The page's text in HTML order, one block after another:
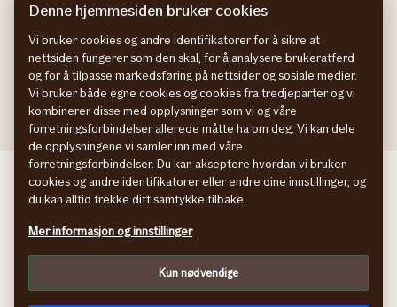
Agentregister
Insurance Product
Information
IPID
If företagsförsäkring SE
If erhvervsforsikring DK
© If Skadeforsikring NUF
Behandling av personopplysninger
Cookies
In English
Denne hjemmesiden bruker cookies
Vi bruker cookies og andre identifikatorer for å sikre at
nettsiden fungerer som den skal, for å analysere brukeratferd
og for å tilpasse markedsføring på nettsider og sosiale medier.
Vi bruker både egne cookies og cookies fra tredjeparter og vi
kombinerer disse med opplysninger som vi og våre
forretningsforbindelser allerede måtte ha om deg. Vi kan dele
de opplysningene vi samler inn med våre
forretningsforbindelser. Du kan akseptere hvordan vi bruker
cookies og andre identifikatorer eller endre dine innstillinger, og
du kan alltid trekke ditt samtykke tilbake.
Mer informasjon og innstillinger
Kun nødvendige